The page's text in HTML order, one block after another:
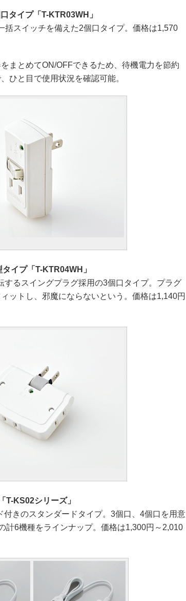
タイプ「T-KTR03WH」
スイッチを備えた2個口タイプ。価格は1,570
まとめてON/OFFできるため、待機電力を節約
ひと目で使用状況を確認可能。
イプ「T-KTR04WH」
るスイングプラグ採用の3個口タイプ。プラグ
ットし、邪魔にならないという。価格は1,140円
T-KS02シリーズ」
きのスタンダードタイプ。3個口、4個口を用意
計6機種をラインナップ。価格は1,300円～2,010